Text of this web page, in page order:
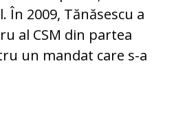
2009, Tănăsescu a
al CSM din partea
un mandat care s-a